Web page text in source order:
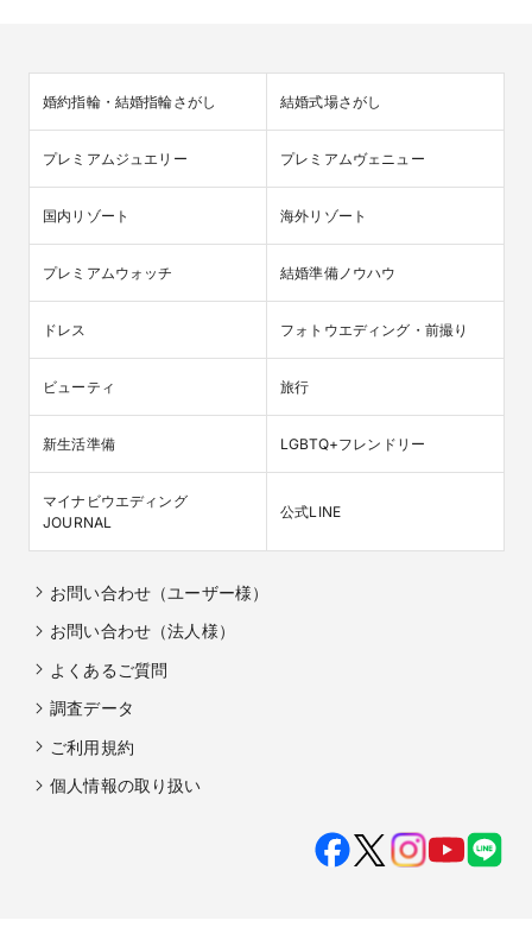
婚約指輪・結婚指輪さがし 結婚式場さがし
プレミアムジュエリー プレミアムヴェニュー
国内リゾート 海外リゾート
プレミアムウォッチ 結婚準備ノウハウ
ドレス フォトウエディング・前撮り
ビューティ 旅行
新生活準備 LGBTQ+フレンドリー
マイナビウエディング
JOURNAL
公式LINE
お問い合わせ（ユーザー様）
お問い合わせ（法人様）
よくあるご質問
調査データ
ご利用規約
個人情報の取り扱い